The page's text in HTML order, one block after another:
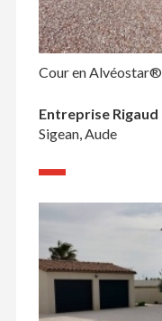
Cour en Alvéostar®
Entreprise Rigaud
Sigean, Aude